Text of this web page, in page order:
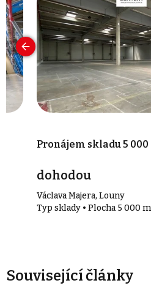
Pronájem skladu 5 000
dohodou
Václava Majera, Louny
Typ sklady • Plocha 5 000
Související články